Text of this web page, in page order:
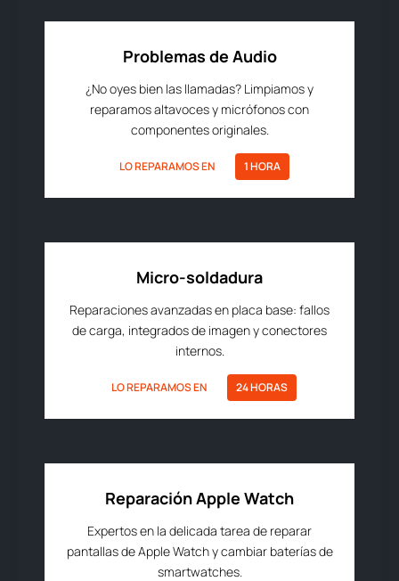
Problemas de Audio
¿No oyes bien las llamadas? Limpiamos y
reparamos altavoces y micrófonos con
componentes originales.
LO REPARAMOS EN 1 HORA
Micro-soldadura
Reparaciones avanzadas en placa base: fallos
de carga, integrados de imagen y conectores
internos.
LO REPARAMOS EN 24 HORAS
Reparación Apple Watch
Expertos en la delicada tarea de reparar
pantallas de Apple Watch y cambiar baterías de
smartwatches.